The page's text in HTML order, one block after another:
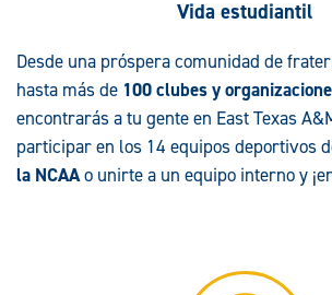
Vida estudiantil
Desde una próspera comunidad de
hasta más de 100 clubes y
encontrarás a tu gente en East Texas
participar en los 14 equipos deportivos
la NCAAo unirte a un equipo interno y